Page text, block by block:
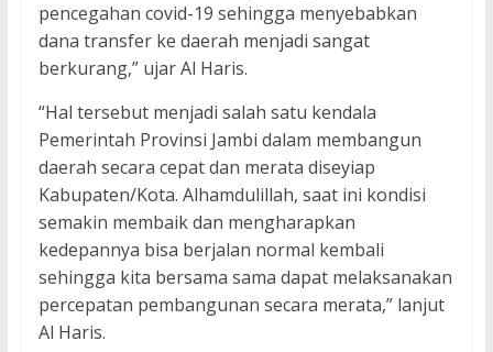
pencegahan covid-19 sehingga menyebabkan
dana transfer ke daerah menjadi sangat
berkurang,” ujar Al Haris.
“Hal tersebut menjadi salah satu kendala
Pemerintah Provinsi Jambi dalam membangun
daerah secara cepat dan merata diseyiap
Kabupaten/Kota. Alhamdulillah, saat ini kondisi
semakin membaik dan mengharapkan
kedepannya bisa berjalan normal kembali
sehingga kita bersama sama dapat melaksanakan
percepatan pembangunan secara merata,” lanjut
Al Haris.